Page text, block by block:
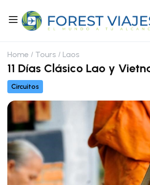
Home Tours Laos
11 Días Clásico Lao y
Circuitos